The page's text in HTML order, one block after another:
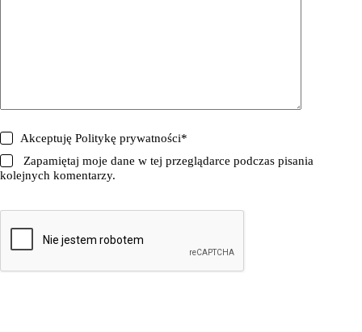
AkceptujęPolitykę prywatności*
Zapamiętaj moje dane w tej przeglądarce podczas pisania
kolejnych komentarzy.